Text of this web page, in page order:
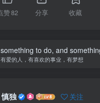
赞82 分享 收藏
to do, and
有爱的人，有喜欢的事业，有梦想
慎独 关注